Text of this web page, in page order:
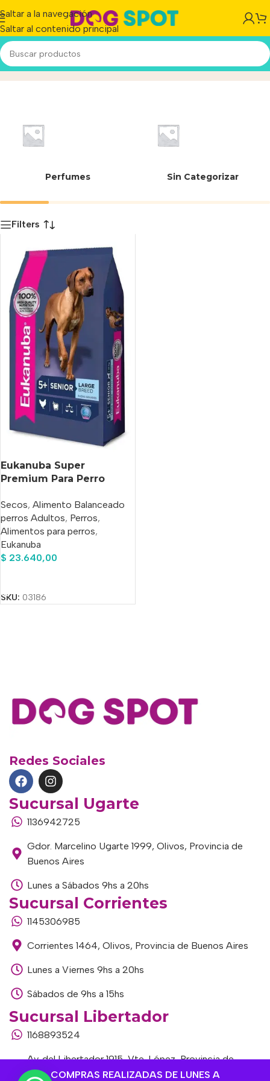
COMPRAS REALIZADAS DE LUNES A
Saltar a la navegación
Saltar al contenido principal
07506195113530Inicio/Producto
Perfumes Sin Categorizar
Filters
Eukanuba Super
Premium Para Perro
3 kg
Secos, Alimento Balanceado
perros Adultos, Perros,
Alimentos para perros,
Eukanuba
$ 23.640,00
SKU: 03186
Redes Sociales
Sucursal Ugarte
1136942725
Gdor. Marcelino Ugarte 1999, Olivos, Provincia de
Buenos Aires
Lunes a Sábados 9hs a 20hs
Sucursal Corrientes
1145306985
Corrientes 1464, Olivos, Provincia de Buenos Aires
Lunes a Viernes 9hs a 20hs
Sábados de 9hs a 15hs
Sucursal Libertador
1168893524
Av. del Libertador 1915, Vte. López, Provincia de
Buenos Aires